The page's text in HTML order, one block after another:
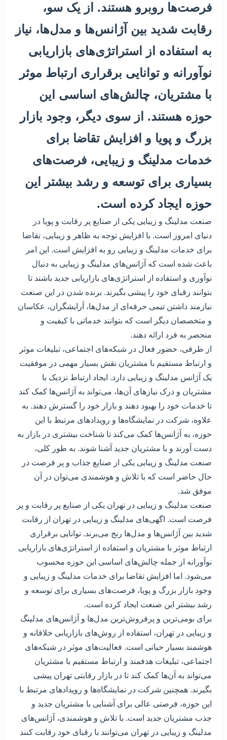
فرصت‌ها روبرو هستند. از یک سو،
رقابت شدید بین آژانس‌ها و مدل‌ها، نیاز
به استفاده از استراتژی‌های بازاریابی
نوآورانه و توانایی برقراری ارتباط موثر
با مشتریان، چالش‌های اساسی این
حوزه هستند. از سوی دیگر، وجود بازار
بزرگ و پویا و افزایش تقاضا برای
خدمات مدلینگ و زیبایی، فرصت‌های
بسیاری برای توسعه و رشد بیشتر این
حوزه ایجاد کرده است.
صنعت مدلینگ و زیبایی یکی از صنایع پر رقابت و پویا در
دنیای امروز است. با افزایش توجه به ظاهر و زیبایی، تقاضا
برای خدمات مدلینگ و زیبایی رو به افزایش است. این امر
باعث شده است که آژانس‌های مدلینگ و زیبایی به دنبال
نوآوری و استفاده از استراتژی‌های بازاریابی جدید باشند تا
بتوانند رقبای خود را پیشی بگیرند. برنده شدن در این صنعت
نیازمند داشتن تیمی حرفه‌ای از مدل‌ها، آرایشگران، عکاسان
و متخصصان دیگر است که بتوانند خدماتی با کیفیت و
منحصر به فرد ارائه دهند.
از طرفی، حضور فعال در شبکه‌های اجتماعی، تبلیغات موثر
و ارتباط مستقیم با مشتریان نقش بسیار مهمی در موفقیت
یک آژانس مدلینگ و زیبایی دارد. ایجاد ارتباط نزدیک با
مشتریان و درک نیازهای آن‌ها، می‌تواند به آژانس‌ها کمک کند
تا خدمات خود را بهبود دهند و بازار خود را گسترش دهند. به
علاوه، شرکت در نمایشگاه‌ها و رویدادهای مرتبط با این
حوزه، به آژانس‌ها کمک می‌کند تا شناخت بیشتری در بازار به
دست آورند و با مشتریان جدید آشنا شوند. به طور کلی،
صنعت مدلینگ و زیبایی یکی از صنایع جذاب و پر فرصت در
حال حاضر است که با تلاش و هوشمندی می‌توان در آن
موفق شد.
صنعت مدلینگ و زیبایی در تهران یکی از صنایع پر رقابت و پر
فرصت است. اگهی‌های مدلینگ و زیبایی در تهران از رقابت
شدید بین آژانس‌ها و مدل‌ها رنج می‌برند. توانایی برقراری
ارتباط موثر با مشتریان و استفاده از استراتژی‌های بازاریابی
نوآورانه از جمله چالش‌های اساسی این حوزه محسوب
می‌شود. اما افزایش تقاضا برای خدمات مدلینگ و زیبایی و
وجود بازار بزرگ و پویا، فرصت‌های بسیاری برای توسعه و
رشد بیشتر این صنعت ایجاد کرده است.
برای بومی‌ترین و پرفروش‌ترین مدل‌ها و آژانس‌های مدلینگ
و زیبایی در تهران، استفاده از روش‌های بازاریابی خلاقانه و
هوشمند بسیار حیاتی است. فعالیت‌های موثر در شبکه‌های
اجتماعی، تبلیغات هدفمند و ارتباط مستقیم با مشتریان
می‌تواند به آن‌ها کمک کند تا در بازار رقابتی تهران پیشی
بگیرند. همچنین شرکت در نمایشگاه‌ها و رویدادهای مرتبط با
این حوزه، فرصتی عالی برای آشنایی با مشتریان جدید و
جذب مشتریان جدید است. با تلاش و هوشمندی، آژانس‌های
مدلینگ و زیبایی در تهران می‌توانند با رقبای خود رقابت کنند